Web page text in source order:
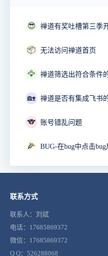
😎 禅道有奖吐槽第三季
📦 无法访问禅道首页
🦅
🏡 禅道是否有集成飞书
🐨 账号错乱问题
🌽
联系方式
联系人：刘斌
电话：17685869372
微信：17685869372
Q Q：526288068